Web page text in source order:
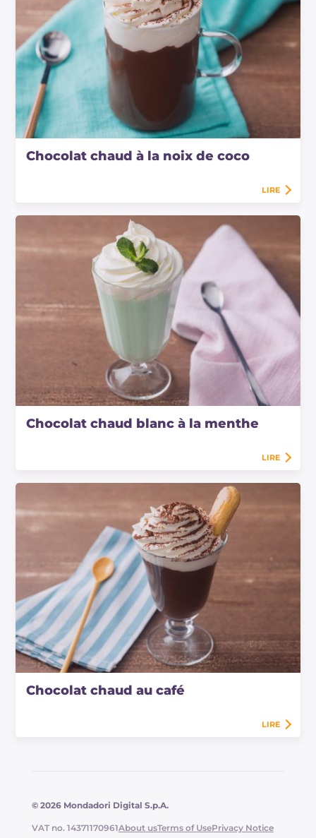
Chocolat chaud à la noix de coco
LIRE
Chocolat chaud blanc à la menthe
LIRE
Chocolat chaud au café
LIRE
© 2026 Mondadori Digital S.p.A.
VAT no. 14371170961About usTerms of UsePrivacy Notice